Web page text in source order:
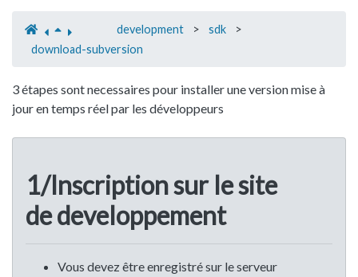
development > sdk
>
download-subversion
3 étapes sont necessaires pour installer une version mise à
jour en temps réel par les développeurs
1/Inscription sur le site
de developpement
Vous devez être enregistré sur le serveur